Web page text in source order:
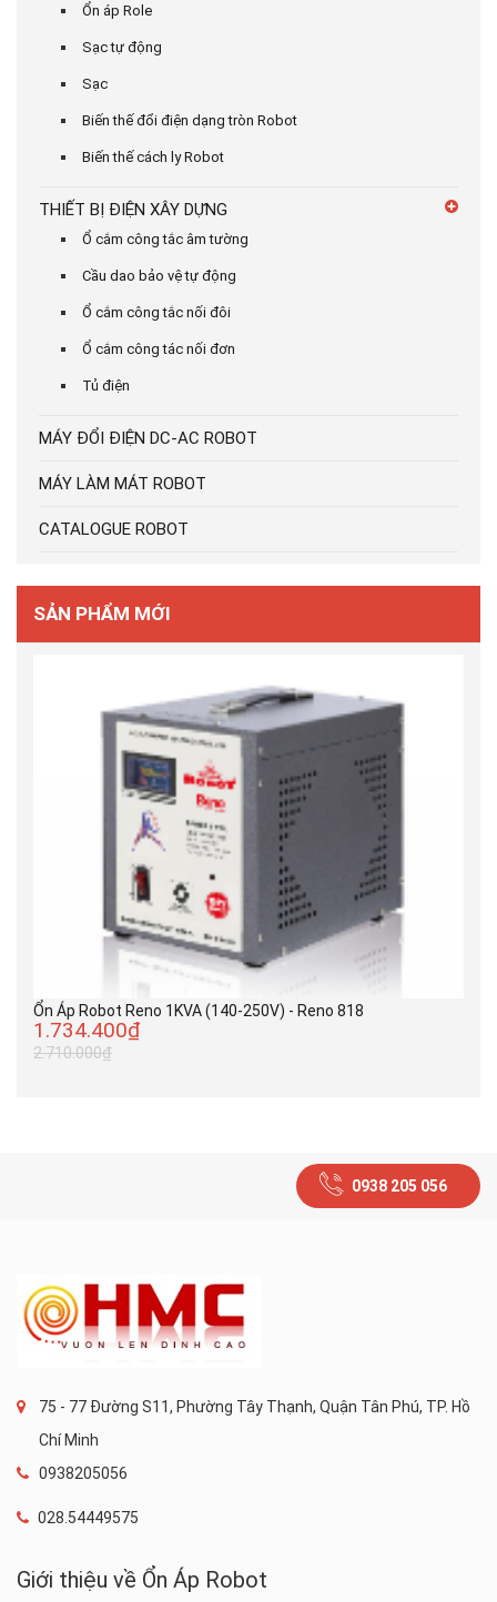
Ổn áp Role
Sạc tự động
Sạc
Biến thế đổi điện dạng tròn Robot
Biến thế cách ly Robot
THIẾT BỊ ĐIỆN XÂY DỰNG
Ổ cắm công tắc âm tường
Cầu dao bảo vệ tự động
Ổ cắm công tắc nối đôi
Ổ cắm công tác nối đơn
Tủ điện
MÁY ĐỔI ĐIỆN DC-AC ROBOT
MÁY LÀM MÁT ROBOT
CATALOGUE ROBOT
SẢN PHẨM MỚI
Ổn Áp Robot Reno 1KVA (140-250V) - Reno 818
1.734.400₫
2.710.000₫
0938 205 056
75 - 77 Đường S11, Phường Tây Thạnh, Quận Tân Phú, TP. Hồ
Chí Minh
0938205056
028.54449575
Giới thiệu về Ổn Áp Robot